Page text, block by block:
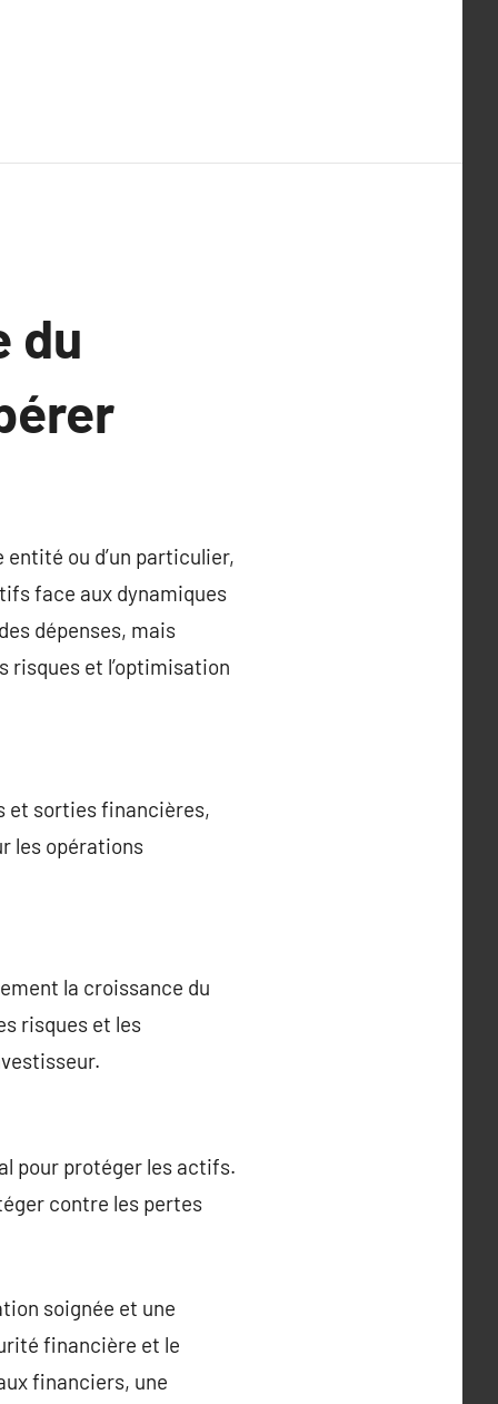
du
ou d’un particulier,
face aux dynamiques
dépenses, mais
risques et l’optimisation
et sorties financières,
les opérations
la croissance du
risques et les
pour protéger les actifs.
contre les pertes
soignée et une
financière et le
financiers, une